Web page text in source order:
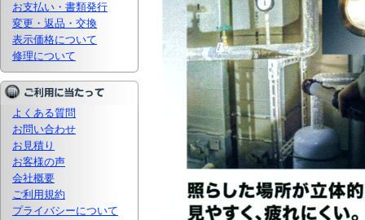
お支払い・書類発行
変更・返品・交換
表示価格について
修理について
よくある質問
お問い合わせ
お見積り
お客様の声
会社概要
ご利用規約
プライバシーについて